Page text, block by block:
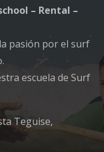
– Rental –
pasión por el surf
escuela de Surf
Teguise,